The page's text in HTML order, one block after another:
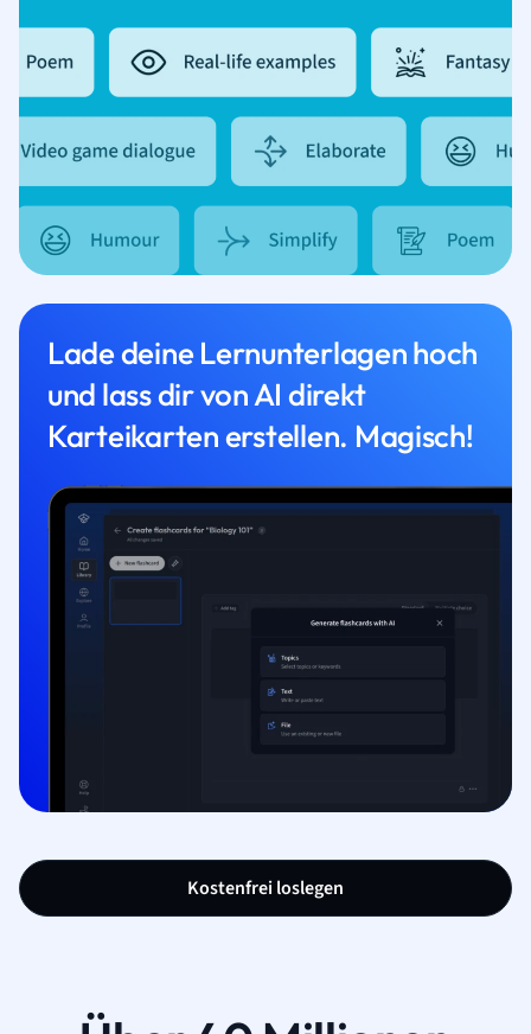
Lade deine Lernunterlagen hoch
und lass dir von AI direkt
Karteikarten erstellen. Magisch!
Kostenfrei loslegen